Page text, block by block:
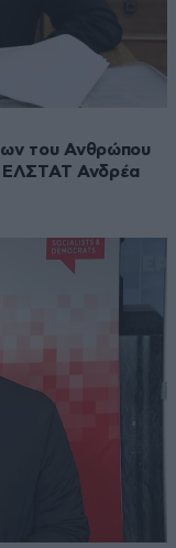
του Ανθρώπου
ΕΛΣΤΑΤ Ανδρέα